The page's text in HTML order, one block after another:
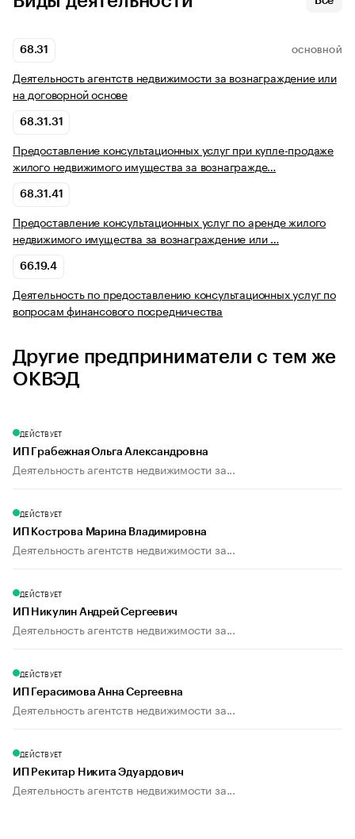
68.31 ОСНОВНОЙ
Деятельность агентств недвижимости за вознаграждение или
на договорной основе
68.31.31
Предоставление консультационных услуг при купле-продаже
жилого недвижимого имущества за вознагражде…
68.31.41
Предоставление консультационных услуг по аренде жилого
недвижимого имущества за вознаграждение или …
66.19.4
Деятельность по предоставлению консультационных услуг по
вопросам финансового посредничества
Другие предприниматели с тем же
ОКВЭД
ДЕЙСТВУЕТ
ИП Грабежная Ольга Александровна
Деятельность агентств недвижимости за...
ДЕЙСТВУЕТ
ИП Кострова Марина Владимировна
Деятельность агентств недвижимости за...
ДЕЙСТВУЕТ
ИП Никулин Андрей Сергеевич
Деятельность агентств недвижимости за...
ДЕЙСТВУЕТ
ИП Герасимова Анна Сергеевна
Деятельность агентств недвижимости за...
ДЕЙСТВУЕТ
ИП Рекитар Никита Эдуардович
Деятельность агентств недвижимости за...